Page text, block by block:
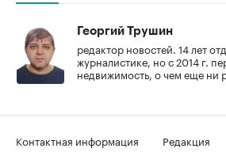
Георгий Трушин
редактор новостей. 14 лет
журналистике, но с 2014 г.
недвижимость, о чем еще ни
Контактная информация
Редакция